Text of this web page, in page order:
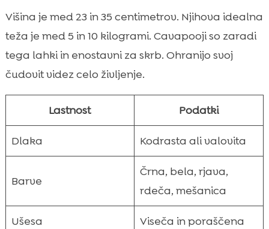
Višina je med 23 in 35 centimetrov. Njihova idealna
teža je med 5 in 10 kilogrami. Cavapooji so zaradi
tega lahki in enostavni za skrb. Ohranijo svoj
čudovit videz celo življenje.
Lastnost Podatki
Dlaka Kodrasta ali valovita
Barve
Črna, bela, rjava,
rdeča, mešanica
Ušesa Viseča in poraščena